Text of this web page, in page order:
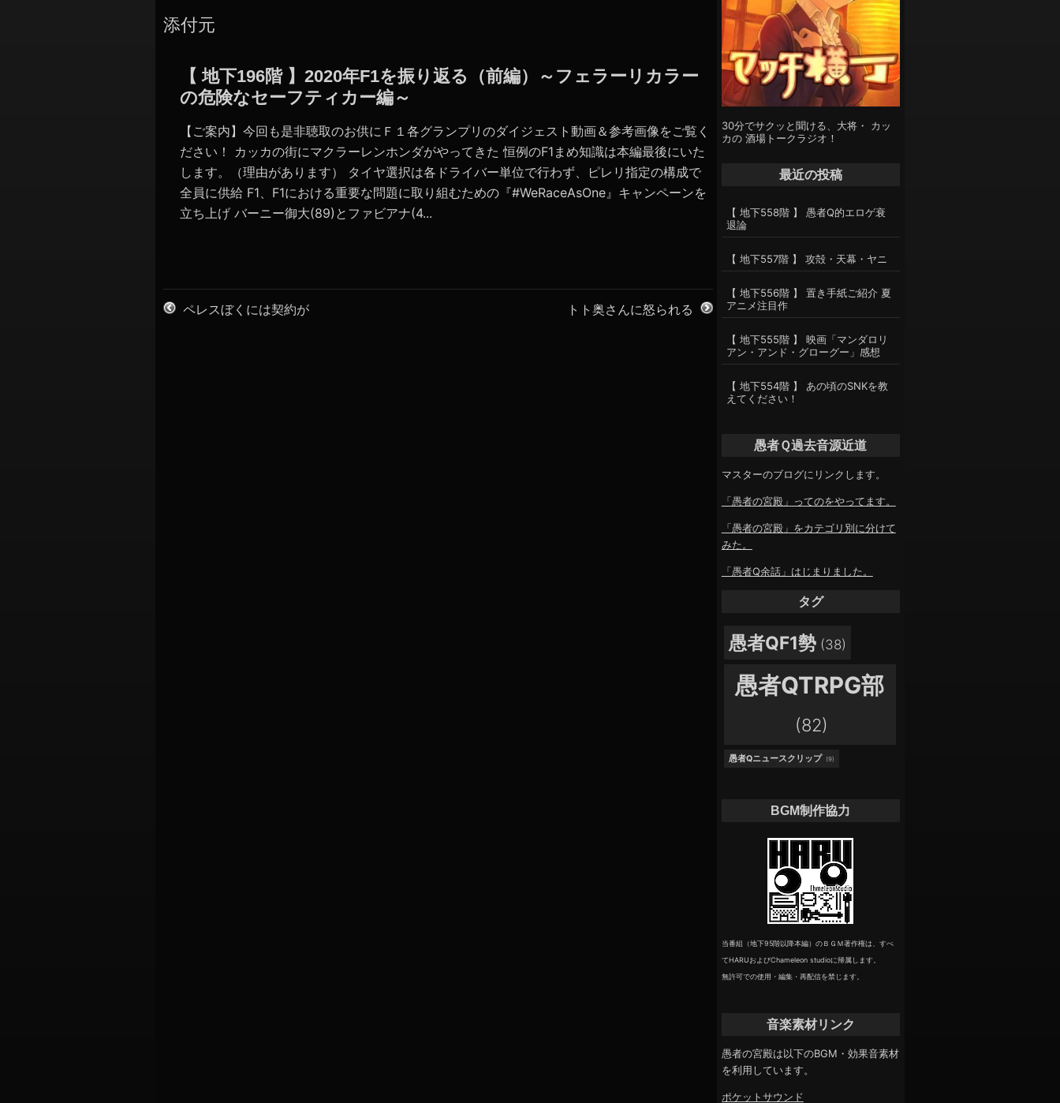
添付元
【 地下196階 】2020年F1を振り返る（前編）～フェラーリカラー
の危険なセーフティカー編～
【ご案内】今回も是非聴取のお供にＦ１各グランプリのダイジェスト動画＆参考画像をご覧く
ださい！ カッカの街にマクラーレンホンダがやってきた 恒例のF1まめ知識は本編最後にいた
します。（理由があります） タイヤ選択は各ドライバー単位で行わず、ピレリ指定の構成で
全員に供給 F1、F1における重要な問題に取り組むための『#WeRaceAsOne』キャンペーンを
立ち上げ バーニー御大(89)とファビアナ(4...
ペレスぼくには契約が トト奥さんに怒られる
30分でサクッと聞ける、大将・ カッ
カの 酒場トークラジオ！
最近の投稿
【 地下558階 】 愚者Q的エロゲ衰
退論
【 地下557階 】 攻殻・天幕・ヤニ
【 地下556階 】 置き手紙ご紹介 夏
アニメ注目作
【 地下555階 】 映画「マンダロリ
アン・アンド・グローグー」感想
【 地下554階 】 あの頃のSNKを教
えてください！
愚者Ｑ過去音源近道
マスターのブログにリンクします。
「愚者の宮殿」ってのをやってます。
「愚者の宮殿」をカテゴリ別に分けて
みた。
「愚者Q余話」はじまりました。
タグ
愚者QF1勢 (38)
愚者QTRPG部
(82)
愚者Qニュースクリップ (9)
BGM制作協力
当番組（地下95階以降本編）のＢＧＭ著作権は、すべ
てHARUおよびChameleon studioに帰属します。
無許可での使用・編集・再配信を禁じます。
音楽素材リンク
愚者の宮殿は以下のBGM・効果音素材
を利用しています。
ポケットサウンド